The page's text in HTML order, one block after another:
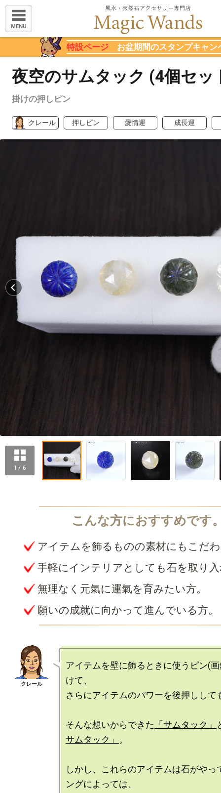
MENU
特設ページ お盆期間のスタンプキャン
夜空のサムタック (4個セッ
掛けの押しピン
クレール 押しピン 愛情運 成長運
1 / 6
アイテムを飾るものの素材にもこだ
手軽にインテリアとしても石を取り
無理なく元氣に運氣を育みたい方。
願いの成就に向かって進んでいる方。
アイテムを壁に飾るときに使うピン(
けて、
さらにアイテムのパワーを後押しして
そんな想いからできた 「サムタック」
サムタック」 。
しかし、これらのアイテムは石がやっ
ングによっては、